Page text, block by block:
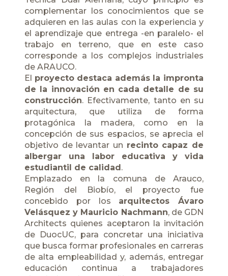
complementar los conocimientos que se
adquieren en las aulas con la experiencia y
el aprendizaje que entrega -en paralelo- el
trabajo en terreno, que en este caso
corresponde a los complejos industriales
de ARAUCO.
El proyecto destaca además la impronta
de la innovación en cada detalle de su
construcción. Efectivamente, tanto en su
arquitectura, que utiliza de forma
protagónica la madera, como en la
concepción de sus espacios, se aprecia el
objetivo de levantar un recinto capaz de
albergar una labor educativa y vida
estudiantil de calidad.
Emplazado en la comuna de Arauco,
Región del Biobío, el proyecto fue
concebido por los arquitectos Ávaro
Velásquez y Mauricio Nachmann, de GDN
Architects quienes aceptaron la invitación
de DuocUC, para concretar una iniciativa
que busca formar profesionales en carreras
de alta empleabilidad y, además, entregar
educación continua a trabajadores